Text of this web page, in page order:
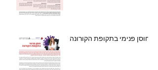
חוסן פנימי בתקופת הקורונה